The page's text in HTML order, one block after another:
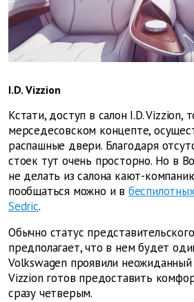
I.D. Vizzion
Кстати, доступ в салон I.D. Vizzion,
мерседесовском концепте,
распашные двери. Благодаря
стоек тут очень просторно. Но в
не делать из салона кают-
пообщаться можно и в
Sedric.
Обычно статус
предполагает, что в нем будет
Volkswagen проявили неожиданный
Vizzion готов предоставить
сразу четверым.